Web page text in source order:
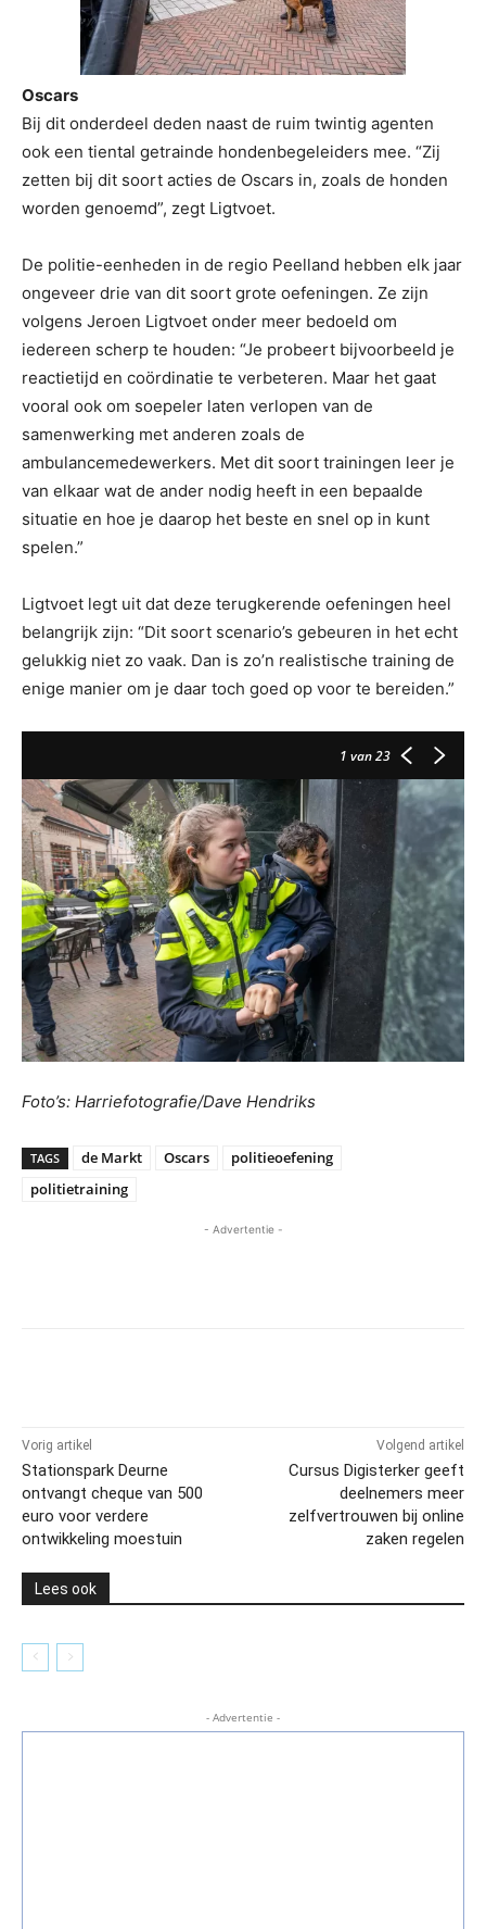
Oscars
Bij dit onderdeel deden naast de ruim twintig agenten
ook een tiental getrainde hondenbegeleiders mee. “Zij
zetten bij dit soort acties de Oscars in, zoals de honden
worden genoemd”, zegt Ligtvoet.
De politie-eenheden in de regio Peelland hebben elk jaar
ongeveer drie van dit soort grote oefeningen. Ze zijn
volgens Jeroen Ligtvoet onder meer bedoeld om
iedereen scherp te houden: “Je probeert bijvoorbeeld je
reactietijd en coördinatie te verbeteren. Maar het gaat
vooral ook om soepeler laten verlopen van de
samenwerking met anderen zoals de
ambulancemedewerkers. Met dit soort trainingen leer je
van elkaar wat de ander nodig heeft in een bepaalde
situatie en hoe je daarop het beste en snel op in kunt
spelen.”
Ligtvoet legt uit dat deze terugkerende oefeningen heel
belangrijk zijn: “Dit soort scenario’s gebeuren in het echt
gelukkig niet zo vaak. Dan is zo’n realistische training de
enige manier om je daar toch goed op voor te bereiden.”
1 van 23
Foto’s: Harriefotografie/Dave Hendriks
TAGS de Markt Oscars
politieoefening
politietraining
- Advertentie -
Vorig artikel
Stationspark Deurne
ontvangt cheque van 500
euro voor verdere
ontwikkeling moestuin
Volgend artikel
Cursus Digisterker geeft
deelnemers meer
zelfvertrouwen bij online
zaken regelen
Lees ook
- Advertentie -